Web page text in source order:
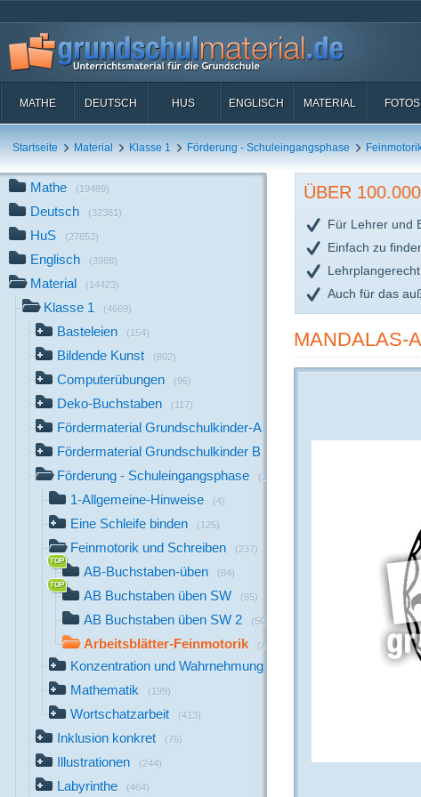
MATHE DEUTSCH HUS ENGLISCH MATERIAL FOTOS
Startseite Material Klasse 1 Förderung - Schuleingangsphase
Mathe (19489)
Deutsch (32381)
HuS (27853)
Englisch (3988)
Material (14423)
Klasse 1 (4669)
Basteleien (154)
Bildende Kunst (802)
Computerübungen (96)
Deko-Buchstaben (117)
Fördermaterial Grundschulkinder-A
Fördermaterial Grundschulkinder B
Förderung - Schuleingangsphase (1142)
1-Allgemeine-Hinweise (4)
Eine Schleife binden (125)
Feinmotorik und Schreiben (237)
AB-Buchstaben-üben (84)
AB Buchstaben üben SW (65)
AB Buchstaben üben SW 2 (50)
Arbeitsblätter-Feinmotorik (38)
Konzentration und Wahrnehmung
Mathematik (199)
Wortschatzarbeit (413)
Inklusion konkret (76)
Illustrationen (244)
Labyrinthe (464)
ÜBER
Für Lehrer und
Einfach zu
Auch für das
MANDALAS-